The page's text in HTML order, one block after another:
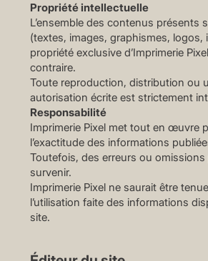
Propriété intellectuelle
L’ensemble des contenus présents
(textes, images, graphismes, logos,
propriété exclusive d’Imprimerie
contraire.
Toute reproduction, distribution ou
autorisation écrite est strictement
Responsabilité
Imprimerie Pixel met tout en œuvre
l’exactitude des informations
Toutefois, des erreurs ou
survenir.
Imprimerie Pixel ne saurait être
l’utilisation faite des informations
site.